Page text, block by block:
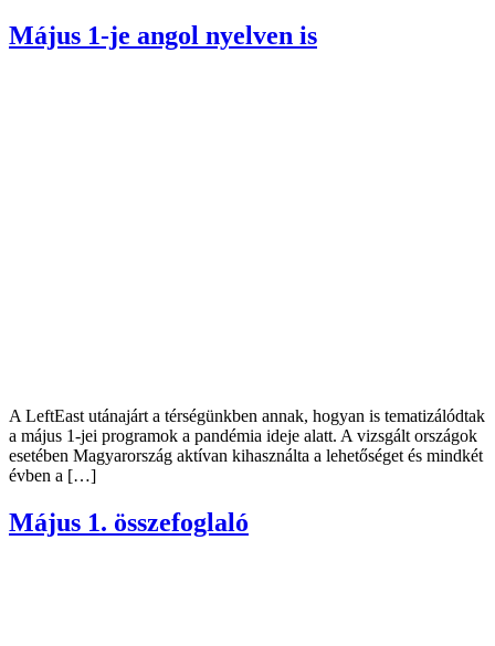
Május 1-je angol nyelven is
A LeftEast utánajárt a térségünkben annak, hogyan is tematizálódtak
a május 1-jei programok a pandémia ideje alatt. A vizsgált országok
esetében Magyarország aktívan kihasználta a lehetőséget és mindkét
évben a […]
Május 1. összefoglaló